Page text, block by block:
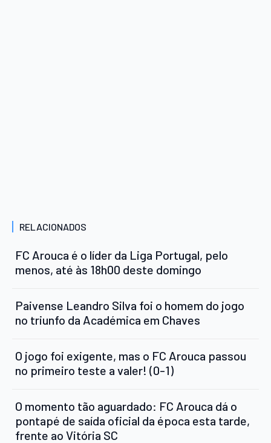
RELACIONADOS
FC Arouca é o líder da Liga Portugal, pelo
menos, até às 18h00 deste domingo
Paivense Leandro Silva foi o homem do jogo
no triunfo da Académica em Chaves
O jogo foi exigente, mas o FC Arouca passou
no primeiro teste a valer! (0-1)
O momento tão aguardado: FC Arouca dá o
pontapé de saída oficial da época esta tarde,
frente ao Vitória SC